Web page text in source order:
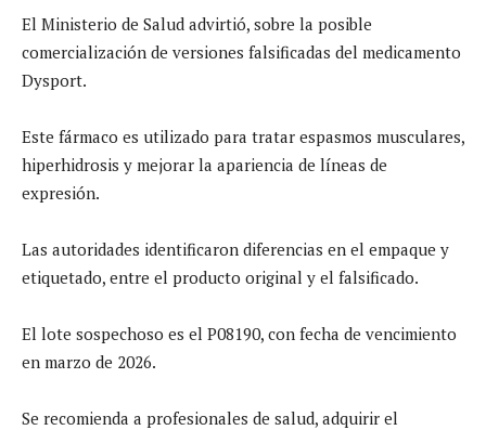
El Ministerio de Salud advirtió, sobre la posible
comercialización de versiones falsificadas del medicamento
Dysport.
Este fármaco es utilizado para tratar espasmos musculares,
hiperhidrosis y mejorar la apariencia de líneas de
expresión.
Las autoridades identificaron diferencias en el empaque y
etiquetado, entre el producto original y el falsificado.
El lote sospechoso es el P08190, con fecha de vencimiento
en marzo de 2026.
Se recomienda a profesionales de salud, adquirir el